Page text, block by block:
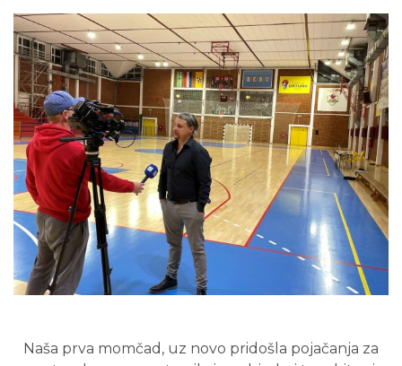
Naša prva momčad, uz novo pridošla pojačanja za